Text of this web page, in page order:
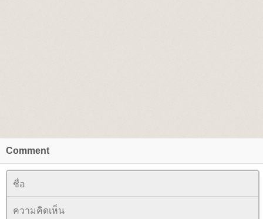
Comment